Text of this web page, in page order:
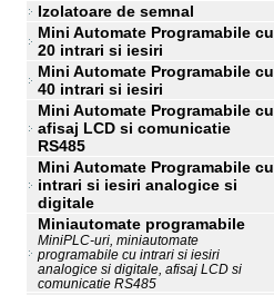
Izolatoare de semnal
Mini Automate Programabile cu
20 intrari si iesiri
Mini Automate Programabile cu
40 intrari si iesiri
Mini Automate Programabile cu
afisaj LCD si comunicatie
RS485
Mini Automate Programabile cu
intrari si iesiri analogice si
digitale
Miniautomate programabile
MiniPLC-uri, miniautomate
programabile cu intrari si iesiri
analogice si digitale, afisaj LCD si
comunicatie RS485